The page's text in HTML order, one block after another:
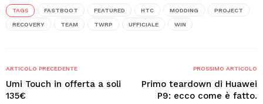
TAGS FASTBOOT FEATURED HTC MODDING PROJECT
RECOVERY TEAM TWRP UFFICIALE WIN
ARTICOLO PRECEDENTE
Umi Touch in offerta a soli
135€
PROSSIMO ARTICOLO
Primo teardown di Huawei
P9: ecco come è fatto.